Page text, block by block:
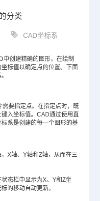
分类
CAD坐标系
中创建精确的图形，在绘制
标值以确定点的位置。下面
要指定点。在指定点时，既
入坐标值。CAD通过使用直
系是创建的每一个图形的基
X轴、Y轴和Z轴，从而在三
态栏中显示为X、Y和Z坐
的移动自动更新。